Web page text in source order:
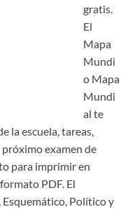
gratis.
El
Mapa
Mundi
o Mapa
Mundi
al te
la escuela, tareas,
examen de
para imprimir en
PDF. El
, Esquemático, Político y